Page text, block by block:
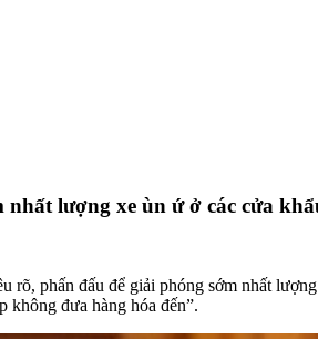
nhất lượng xe ùn ứ ở các cửa
rõ, phấn đấu để giải phóng sớm nhất
không đưa hàng hóa đến”.